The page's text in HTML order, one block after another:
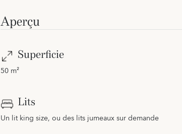
Aperçu
Superficie
50 m²
Lits
Un lit king size, ou des lits jumeaux sur demande